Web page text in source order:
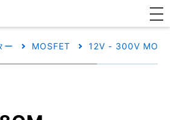
ー MOSFET 12V - 300V